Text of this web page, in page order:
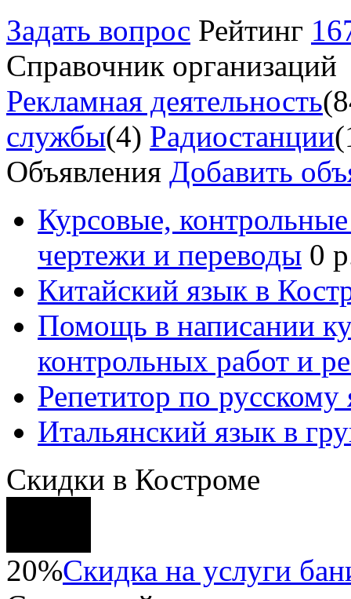
Задать вопрос Рейтинг
Справочник организаций
Рекламная деятельность
службы(4) Радиостанции
Объявления Добавить
Курсовые,
чертежи и переводы 0
Китайский язык в
Помощь в написании
контрольных работ и
Репетитор по русскому
Итальянский язык в
Скидки в Костроме
20%Скидка на услуги